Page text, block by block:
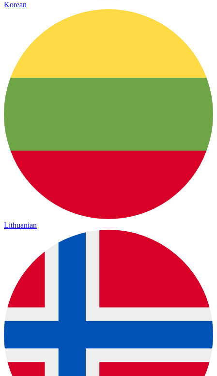
Korean
Lithuanian